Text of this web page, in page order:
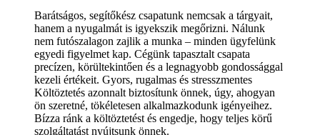
Barátságos, segítőkész csapatunk nemcsak a tárgyait,
hanem a nyugalmát is igyekszik megőrizni. Nálunk
nem futószalagon zajlik a munka – minden ügyfelünk
egyedi figyelmet kap. Cégünk tapasztalt csapata
precízen, körültekintően és a legnagyobb gondossággal
kezeli értékeit. Gyors, rugalmas és stresszmentes
Költöztetés azonnalt biztosítunk önnek, úgy, ahogyan
ön szeretné, tökéletesen alkalmazkodunk igényeihez.
Bízza ránk a költöztetést és engedje, hogy teljes körű
szolgáltatást nyújtsunk önnek.